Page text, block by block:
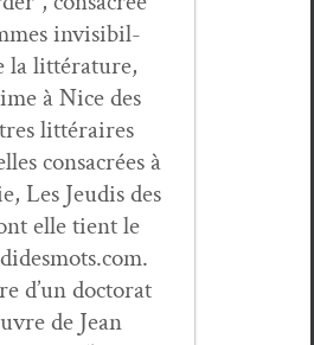
invis­i­bil­
la lit­téra­ture,
à Nice des
lit­téraires
con­sacrées à
Les Jeud­is des
elle tient le
d’un doc­tor­at
de Jean